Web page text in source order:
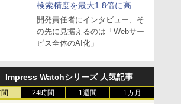
検索精度を最大1.8倍に高め
た「GMO AI RAG」は無償の
OSS版で「1社1RAG」を目
指す
開発責任者にインタビュー、そ
の先に見据えるのは「Webサー
ビス全体のAI化」
Impress Watchシリーズ 人気記事
24時間 1週間 1カ月